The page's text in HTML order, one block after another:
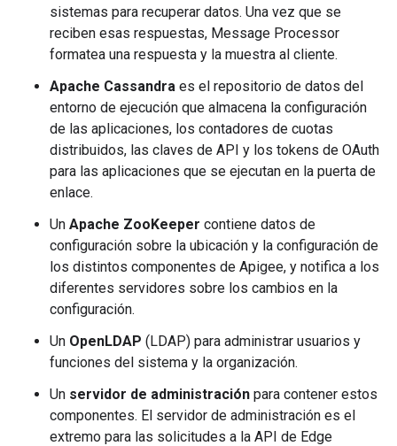
sistemas para recuperar datos. Una vez que se
reciben esas respuestas, Message Processor
formatea una respuesta y la muestra al cliente.
Apache Cassandra es el repositorio de datos del
entorno de ejecución que almacena la configuración
de las aplicaciones, los contadores de cuotas
distribuidos, las claves de API y los tokens de OAuth
para las aplicaciones que se ejecutan en la puerta de
enlace.
Un Apache ZooKeeper contiene datos de
configuración sobre la ubicación y la configuración de
los distintos componentes de Apigee, y notifica a los
diferentes servidores sobre los cambios en la
configuración.
Un OpenLDAP (LDAP) para administrar usuarios y
funciones del sistema y la organización.
Un servidor de administración para contener estos
componentes. El servidor de administración es el
extremo para las solicitudes a la API de Edge